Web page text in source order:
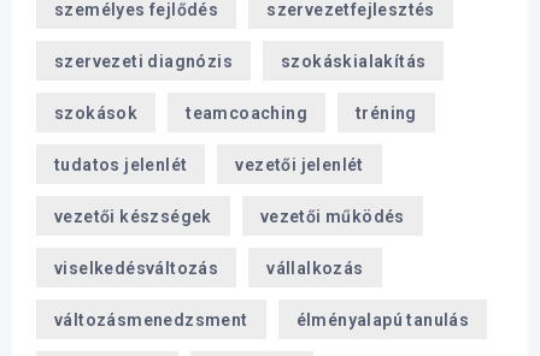
személyes fejlődés szervezetfejlesztés
szervezeti diagnózis szokáskialakítás
szokások teamcoaching tréning
tudatos jelenlét vezetői jelenlét
vezetői készségek vezetői működés
viselkedésváltozás vállalkozás
változásmenedzsment élményalapú tanulás